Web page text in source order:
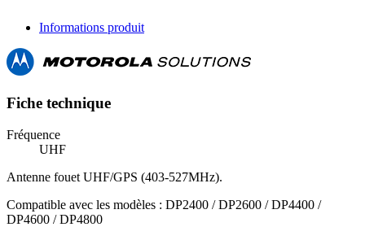
Informations produit
Fiche technique
Fréquence
UHF
Antenne fouet UHF/GPS (403-527MHz).
Compatible avec les modèles : DP2400 / DP2600 / DP4400 /
DP4600 / DP4800